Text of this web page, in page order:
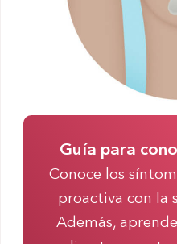
Guía para
Conoce los
proactiva con la
Además,